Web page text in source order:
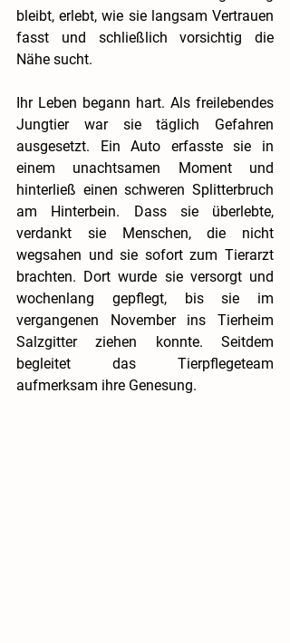
bleibt, erlebt, wie sie langsam Vertrauen
fasst und schließlich vorsichtig die
Nähe sucht.
Ihr Leben begann hart. Als freilebendes
Jungtier war sie täglich Gefahren
ausgesetzt. Ein Auto erfasste sie in
einem unachtsamen Moment und
hinterließ einen schweren Splitterbruch
am Hinterbein. Dass sie überlebte,
verdankt sie Menschen, die nicht
wegsahen und sie sofort zum Tierarzt
brachten. Dort wurde sie versorgt und
wochenlang gepflegt, bis sie im
vergangenen November ins Tierheim
Salzgitter ziehen konnte. Seitdem
begleitet das Tierpflegeteam
aufmerksam ihre Genesung.